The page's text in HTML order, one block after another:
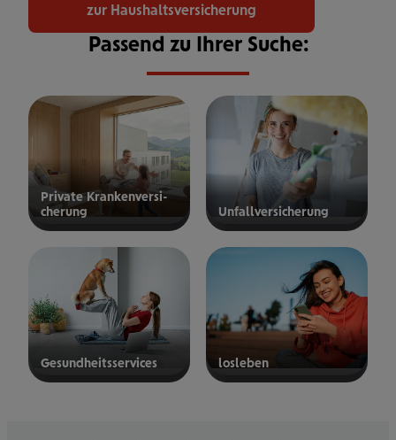
zur Haushaltsversicherung
Passend zu Ihrer Suche:
Private Kran­ken­­­ver­si­
che­rung
privaten
Unfall­ver­si­che­rung
Unfallversicherung
Gesund­heits­ser­vices los­le­ben